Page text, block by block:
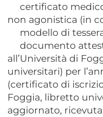
certificato
non agonistica (in
modello di
documento
all’Università di
universitari) per
(certificato di
Foggia, libretto
aggiornato,